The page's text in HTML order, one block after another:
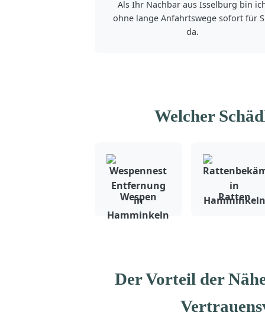
Als Ihr Nachbar aus Isselburg bin
ohne lange Anfahrtswege sofort für
da.
Welcher
Wespen Ratten
Der Vorteil der